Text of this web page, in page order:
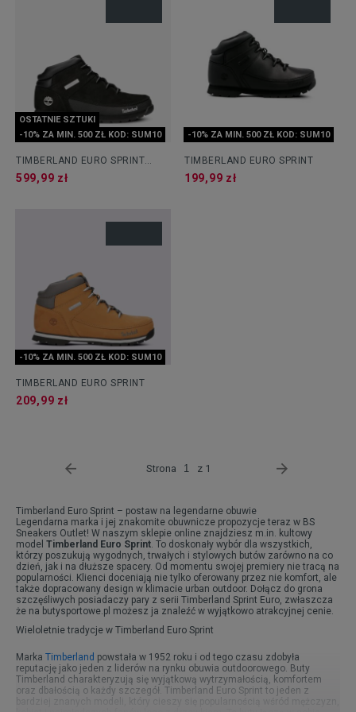
OSTATNIE SZTUKI
-10% ZA MIN. 500 ZŁ KOD: SUM10
TIMBERLAND EURO SPRINT
HIKER
599,99 zł
-10% ZA MIN. 500 ZŁ KOD: SUM10
TIMBERLAND EURO SPRINT
199,99 zł
-10% ZA MIN. 500 ZŁ KOD: SUM10
TIMBERLAND EURO SPRINT
209,99 zł
Strona z 1
Timberland Euro Sprint – postaw na legendarne obuwie
Legendarna marka i jej znakomite obuwnicze propozycje teraz w BS
Sneakers Outlet! W naszym sklepie online znajdziesz m.in. kultowy
model Timberland Euro Sprint. To doskonały wybór dla wszystkich,
którzy poszukują wygodnych, trwałych i stylowych butów zarówno na co
dzień, jak i na dłuższe spacery. Od momentu swojej premiery nie tracą na
popularności. Klienci doceniają nie tylko oferowany przez nie komfort, ale
także dopracowany design w klimacie urban outdoor. Dołącz do grona
szczęśliwych posiadaczy pary z serii Timberland Sprint Euro, zwłaszcza
że na butysportowe.pl możesz ja znaleźć w wyjątkowo atrakcyjnej cenie.
Wieloletnie tradycje w Timberland Euro Sprint
Marka Timberland powstała w 1952 roku i od tego czasu zdobyła
reputację jako jeden z liderów na rynku obuwia outdoorowego. Buty
Timberland charakteryzują się wyjątkową wytrzymałością, komfortem
oraz dbałością o każdy szczegół. Timberland Euro Sprint to jeden z